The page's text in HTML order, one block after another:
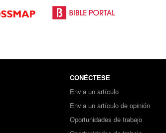
CONÉCTESE
Envia un artículo
Envia un artículo de opinión
Oportunidades de trabajo